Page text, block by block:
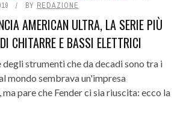
BY REDAZIONE
AMERICAN ULTRA, LA SERIE PIÙ
CHITARRE E BASSI ELETTRICI
degli strumenti che da decadi sono tra i
mondo sembrava un'impresa
pare che Fender ci sia riuscita: ecco la